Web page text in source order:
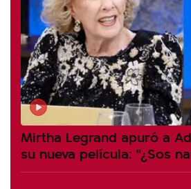
Mirtha Legrand apuró a
su nueva película: "¿Sos